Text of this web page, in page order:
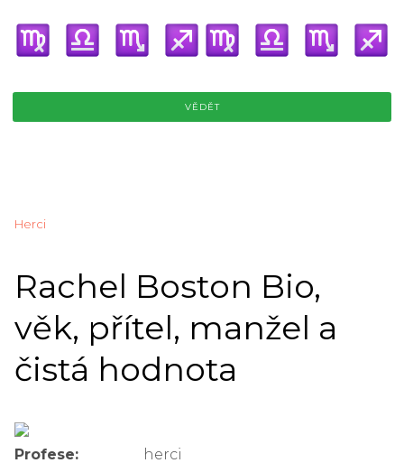
VĚDĚT
Herci
Rachel Boston Bio,
věk, přítel, manžel a
čistá hodnota
Profese:
herci